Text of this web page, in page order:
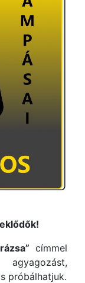
címmel
próbálhatjuk.